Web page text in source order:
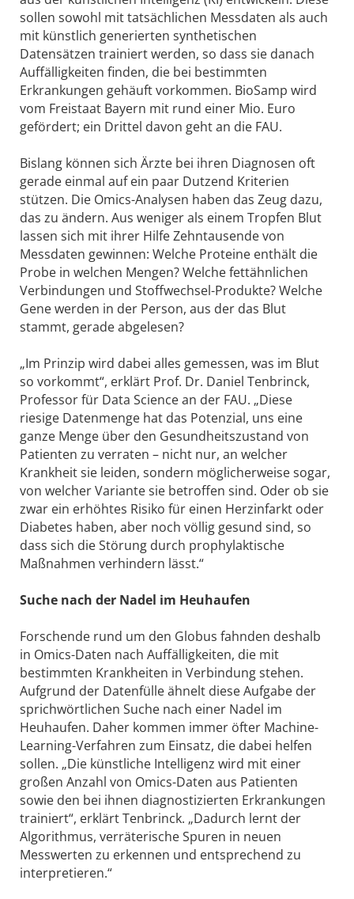
sollen sowohl mit tatsächlichen Messdaten als auch
mit künstlich generierten synthetischen
Datensätzen trainiert werden, so dass sie danach
Auffälligkeiten finden, die bei bestimmten
Erkrankungen gehäuft vorkommen. BioSamp wird
vom Freistaat Bayern mit rund einer Mio. Euro
gefördert; ein Drittel davon geht an die FAU.
Bislang können sich Ärzte bei ihren Diagnosen oft
gerade einmal auf ein paar Dutzend Kriterien
stützen. Die Omics-Analysen haben das Zeug dazu,
das zu ändern. Aus weniger als einem Tropfen Blut
lassen sich mit ihrer Hilfe Zehntausende von
Messdaten gewinnen: Welche Proteine enthält die
Probe in welchen Mengen? Welche fettähnlichen
Verbindungen und Stoffwechsel-Produkte? Welche
Gene werden in der Person, aus der das Blut
stammt, gerade abgelesen?
„Im Prinzip wird dabei alles gemessen, was im Blut
so vorkommt“, erklärt Prof. Dr. Daniel Tenbrinck,
Professor für Data Science an der FAU. „Diese
riesige Datenmenge hat das Potenzial, uns eine
ganze Menge über den Gesundheitszustand von
Patienten zu verraten – nicht nur, an welcher
Krankheit sie leiden, sondern möglicherweise sogar,
von welcher Variante sie betroffen sind. Oder ob sie
zwar ein erhöhtes Risiko für einen Herzinfarkt oder
Diabetes haben, aber noch völlig gesund sind, so
dass sich die Störung durch prophylaktische
Maßnahmen verhindern lässt.“
Suche nach der Nadel im Heuhaufen
Forschende rund um den Globus fahnden deshalb
in Omics-Daten nach Auffälligkeiten, die mit
bestimmten Krankheiten in Verbindung stehen.
Aufgrund der Datenfülle ähnelt diese Aufgabe der
sprichwörtlichen Suche nach einer Nadel im
Heuhaufen. Daher kommen immer öfter Machine-
Learning-Verfahren zum Einsatz, die dabei helfen
sollen. „Die künstliche Intelligenz wird mit einer
großen Anzahl von Omics-Daten aus Patienten
sowie den bei ihnen diagnostizierten Erkrankungen
trainiert“, erklärt Tenbrinck. „Dadurch lernt der
Algorithmus, verräterische Spuren in neuen
Messwerten zu erkennen und entsprechend zu
interpretieren.“